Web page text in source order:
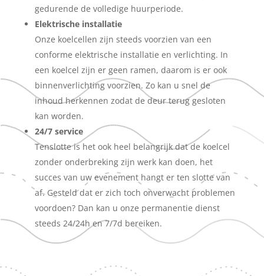
gedurende de volledige huurperiode.
Elektrische installatie
Onze koelcellen zijn steeds voorzien van een
conforme elektrische installatie en verlichting. In
een koelcel zijn er geen ramen, daarom is er ook
binnenverlichting voorzien. Zo kan u snel de
inhoud herkennen zodat de deur terug gesloten
kan worden.
24/7 service
Tenslotte is het ook heel belangrijk dat de koelcel
zonder onderbreking zijn werk kan doen, het
succes van uw evenement hangt er ten slotte van
af. Gesteld dat er zich toch onverwacht problemen
voordoen? Dan kan u onze permanentie dienst
steeds 24/24h en 7/7d bereiken.